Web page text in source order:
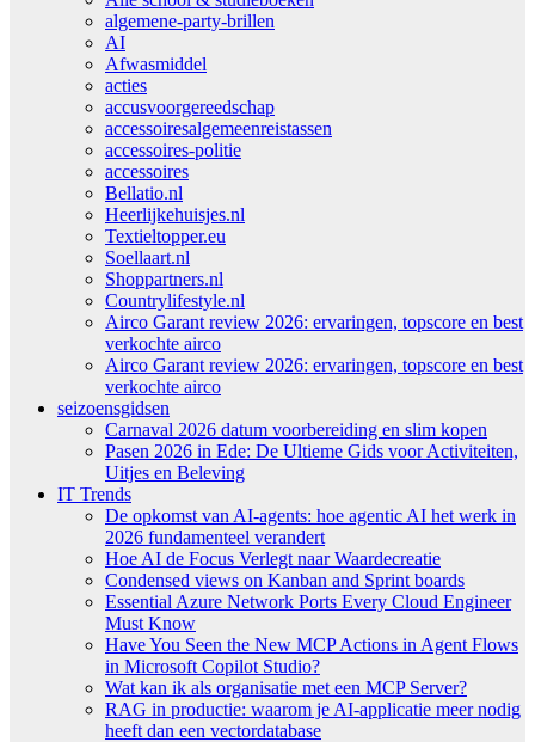
algemene-party-brillen
AI
Afwasmiddel
acties
accusvoorgereedschap
accessoiresalgemeenreistassen
accessoires-politie
accessoires
Bellatio.nl
Heerlijkehuisjes.nl
Textieltopper.eu
Soellaart.nl
Shoppartners.nl
Countrylifestyle.nl
Airco Garant review 2026: ervaringen, topscore en best
verkochte airco
Airco Garant review 2026: ervaringen, topscore en best
verkochte airco
seizoensgidsen
Carnaval 2026 datum voorbereiding en slim kopen
Pasen 2026 in Ede: De Ultieme Gids voor Activiteiten,
Uitjes en Beleving
IT Trends
De opkomst van AI-agents: hoe agentic AI het werk in
2026 fundamenteel verandert
Hoe AI de Focus Verlegt naar Waardecreatie
Condensed views on Kanban and Sprint boards
Essential Azure Network Ports Every Cloud Engineer
Must Know
Have You Seen the New MCP Actions in Agent Flows
in Microsoft Copilot Studio?
Wat kan ik als organisatie met een MCP Server?
RAG in productie: waarom je AI-applicatie meer nodig
heeft dan een vectordatabase